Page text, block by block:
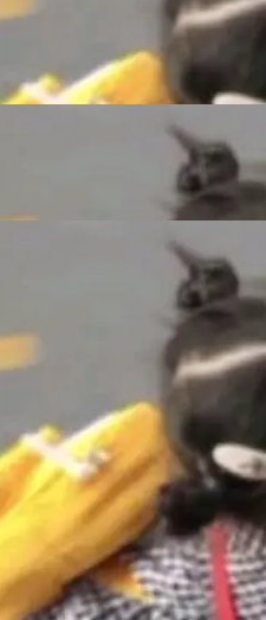
，...
头相比，Spa
。然而，支
然不同的面
托充沛的经
句话概括：
install.
动规划、写
介绍，Muse
。这些后
图谱校
局视野。整个
→ 控制难度
TENT。
Mooncake T
、非零拷贝
底层基
腾讯网平将
性能通信组
中实现了一
Engine），
业研发场景的
卓越的技术
有化部署，
来越多企业已
调用公有云模
率。但随着 AI
队级、组织
，对安全性、
。 首先是数据
研发场景，公
工智能
《2025年人工
示人工智能在
、行业赋能、
向。深信服
选！ 随着各行
构成形态逐
变化：不只是
代的结
作者之一。
作者之一。
学家。 Jeff D